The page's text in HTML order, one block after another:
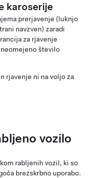
karoserije
prerjavenje (luknjo
navzven) zaradi
za rjavenje
število
rjavenje ni na voljo za
vozilo
rabljenih vozil, ki so
brezskrbno uporabo.